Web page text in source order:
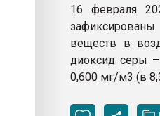
16 февраля
веществ в
диоксид серы
0,600 мг/м3 (в